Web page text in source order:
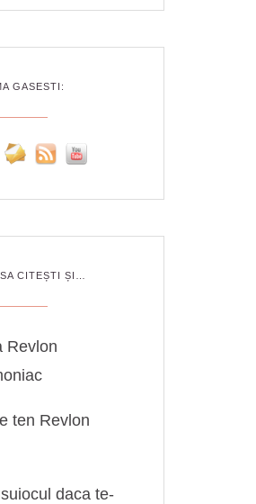
GASESTI:
CITEȘTI ȘI…
Revlon
ten Revlon
daca te-